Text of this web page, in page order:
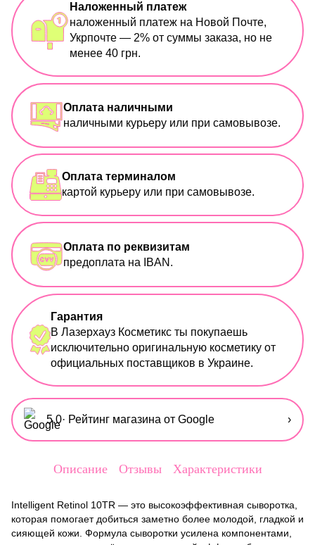
Наложенный платеж
наложенный платеж на Новой Почте,
Укрпочте — 2% от суммы заказа, но не
менее 40 грн.
Оплата наличными
наличными курьеру или при самовывозе.
Оплата терминалом
картой курьеру или при самовывозе.
Оплата по реквизитам
предоплата на IBAN.
Гарантия
В Лазерхауз Косметикс ты покупаешь
исключительно оригинальную косметику от
официальных поставщиков в Украине.
5,0· Рейтинг магазина от Google ›
Описание Отзывы Характеристики
Intelligent Retinol 10TR — это высокоэффективная сыворотка,
которая помогает добиться заметно более молодой, гладкой и
сияющей кожи. Формула сыворотки усилена компонентами,